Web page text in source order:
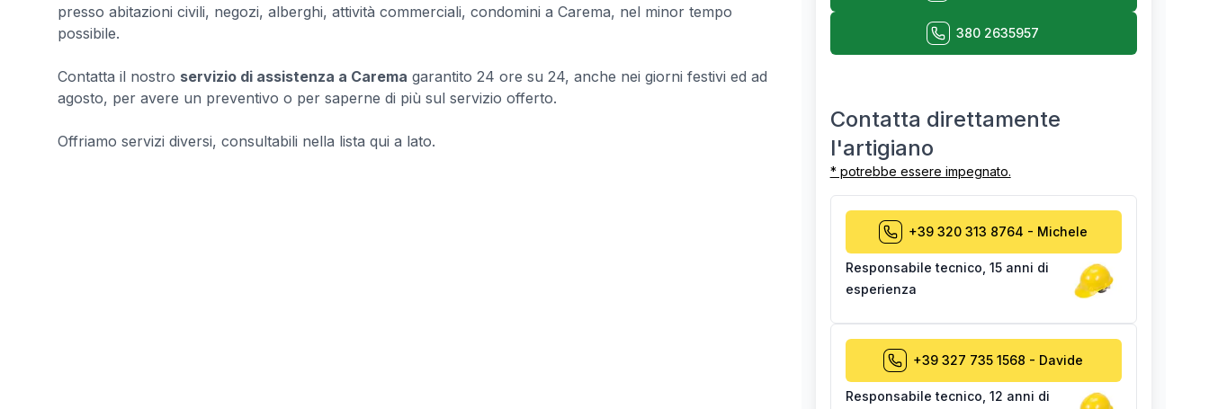
presso abitazioni civili, negozi, alberghi, attività commerciali, condomini a Carema, nel minor tempo
possibile.
Contatta il nostro servizio di assistenza a Carema garantito 24 ore su 24, anche nei giorni festivi ed ad
agosto, per avere un preventivo o per saperne di più sul servizio offerto.
Offriamo servizi diversi, consultabili nella lista qui a lato.
380 2635957
Contatta direttamente
l'artigiano
* potrebbe essere impegnato.
+39 320 313 8764 - Michele
Responsabile tecnico 15 anni di
esperienza
+39 327 735 1568 - Davide
Responsabile tecnico 12 anni di